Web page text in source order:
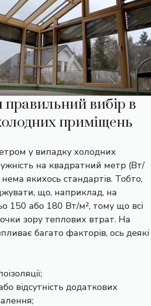
вибір в
приміщень
у випадку холодних
на квадратний метр (Вт/
якихось стандартів. Тобто,
що, наприклад, на
150 або 180 Вт/м², тому що всі
зору теплових втрат. На
багато факторів, ось деякі
відсутність додаткових